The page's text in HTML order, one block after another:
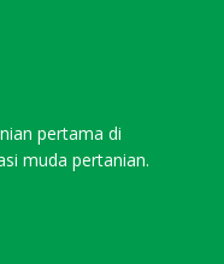
pertama di
muda pertanian.